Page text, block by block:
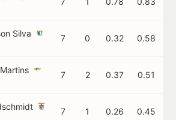
Silva
7 0 0.32 0.58
7 2 0.37 0.51
7 1 0.26 0.45